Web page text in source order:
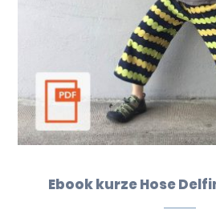
Ebook kurze Hose